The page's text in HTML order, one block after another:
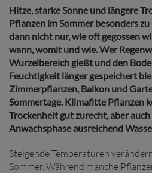
Hitze, starke Sonne und längere
Pflanzen im Sommer besonders
dann nicht nur, wie oft gegossen
wann, womit und wie. Wer
Wurzelbereich gießt und den
Feuchtigkeit länger gespeichert
Zimmerpflanzen, Balkon und
Sommertage. Klimafitte Pflanzen
Trockenheit gut zurecht, aber
Anwachsphase ausreichend
Steigende Temperaturen
Sommer. Während manche